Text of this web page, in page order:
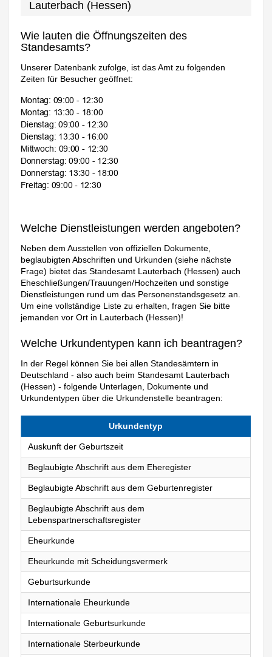
Lauterbach (Hessen)
Wie lauten die Öffnungszeiten des
Standesamts?
Unserer Datenbank zufolge, ist das Amt zu folgenden
Zeiten für Besucher geöffnet:
Welche Dienstleistungen werden angeboten?
Neben dem Ausstellen von offiziellen Dokumente,
beglaubigten Abschriften und Urkunden (siehe nächste
Frage) bietet das Standesamt Lauterbach (Hessen) auch
Eheschließungen/Trauungen/Hochzeiten und sonstige
Dienstleistungen rund um das Personenstandsgesetz an.
Um eine vollständige Liste zu erhalten, fragen Sie bitte
jemanden vor Ort in Lauterbach (Hessen)!
Welche Urkundentypen kann ich beantragen?
In der Regel können Sie bei allen Standesämtern in
Deutschland - also auch beim Standesamt Lauterbach
(Hessen) - folgende Unterlagen, Dokumente und
Urkundentypen über die Urkundenstelle beantragen:
Urkundentyp
Auskunft der Geburtszeit
Beglaubigte Abschrift aus dem Eheregister
Beglaubigte Abschrift aus dem Geburtenregister
Beglaubigte Abschrift aus dem
Lebenspartnerschaftsregister
Eheurkunde
Eheurkunde mit Scheidungsvermerk
Geburtsurkunde
Internationale Eheurkunde
Internationale Geburtsurkunde
Internationale Sterbeurkunde